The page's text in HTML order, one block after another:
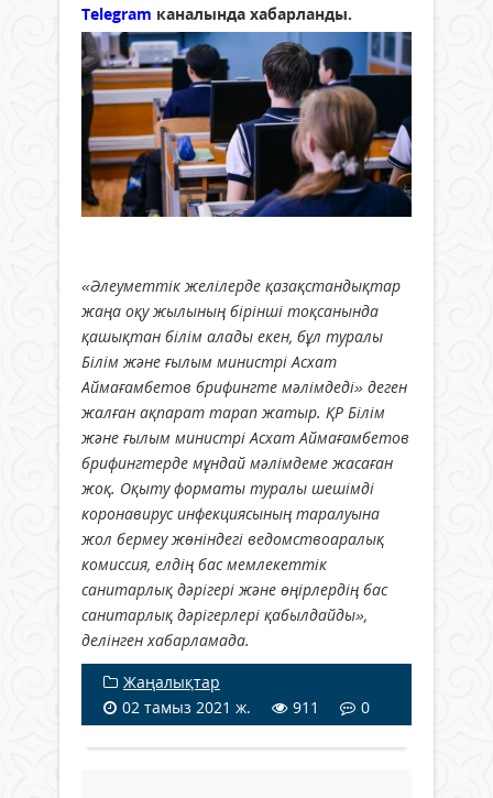
Telegram каналында хабарланды.
«Әлеуметтік желілерде қазақстандықтар
жаңа оқу жылының бірінші тоқсанында
қашықтан білім алады екен, бұл туралы
Білім және ғылым министрі Асхат
Аймағамбетов брифингте мәлімдеді» деген
жалған ақпарат тарап жатыр. ҚР Білім
және ғылым министрі Асхат Аймағамбетов
брифингтерде мұндай мәлімдеме жасаған
жоқ. Оқыту форматы туралы шешімді
коронавирус инфекциясының таралуына
жол бермеу жөніндегі ведомствоаралық
комиссия, елдің бас мемлекеттік
санитарлық дәрігері және өңірлердің бас
санитарлық дәрігерлері қабылдайды»,
делінген хабарламада.
Жаңалықтар
02 тамыз 2021 ж.
911 0